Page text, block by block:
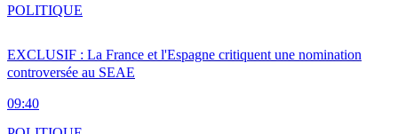
EXCLUSIF : La France et l'Espagne critiquent une nomination
controversée au SEAE
09:40
POLITIQUE